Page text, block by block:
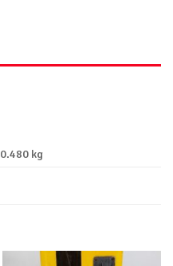
0.480 kg